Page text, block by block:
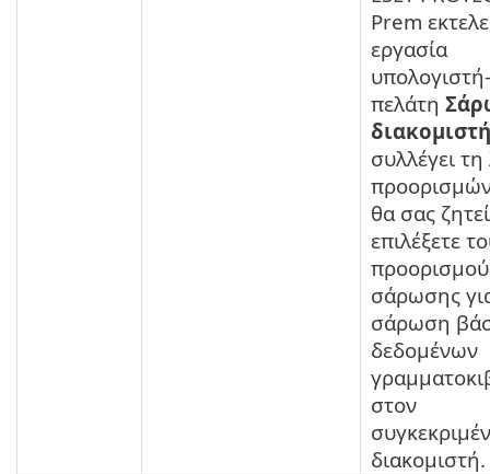
Prem
εργασία
υπολογιστή-
πελάτη
διακομιστή
συλλέγει τη
θα σας
επιλέξετε
σάρωσης
σάρωση
δεδομένων
στον
διακομιστή.